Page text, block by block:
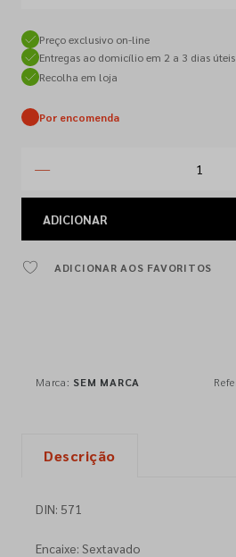
Preço exclusivo on-line
Entregas ao domicílio em 2 a 3 dias úteis
Recolha em loja
Por encomenda
ADICIONAR
ADICIONAR AOS FAVORITOS
Marca: SEM MARCA
Descrição
DIN: 571
Encaixe: Sextavado